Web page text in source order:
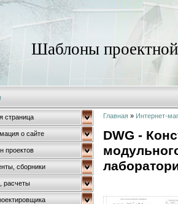
Шаблоны
страница
о сайте
проектов
сборники
расчеты
Главная » Интернет-
DWG -